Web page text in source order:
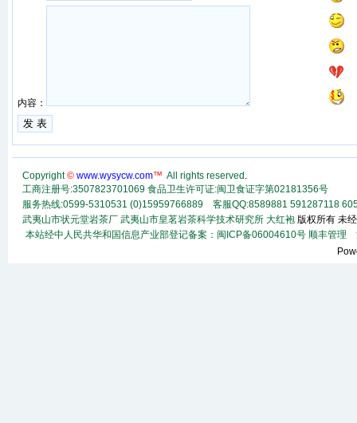
内容：
Copyright© www.wysycw.com™ All rights reserved .
工商注册号:3507823701069 食品卫生许可证:闽卫食证字第02181356号
服务热线:0599-5310531 (0)15959766889 客服QQ:8589881 591287118
武夷山市状元堂岩茶厂 武夷山市皇茗岩茶科学技术研究所 大红袍 版权所有 未
本站经中人民共华和国信息产业部登记备案：闽ICP备06004610号 顺丰管理